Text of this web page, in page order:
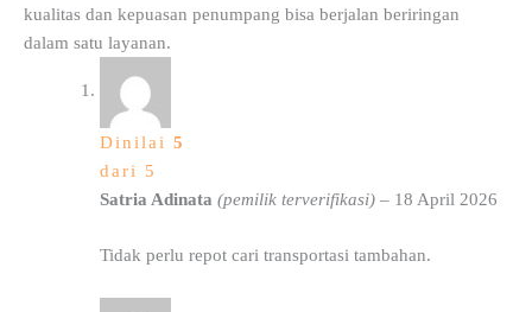
kualitas dan kepuasan penumpang bisa berjalan beriringan
dalam satu layanan.
Dinilai 5
dari 5
Satria Adinata (pemilik terverifikasi) – 18 April 2026
Tidak perlu repot cari transportasi tambahan.